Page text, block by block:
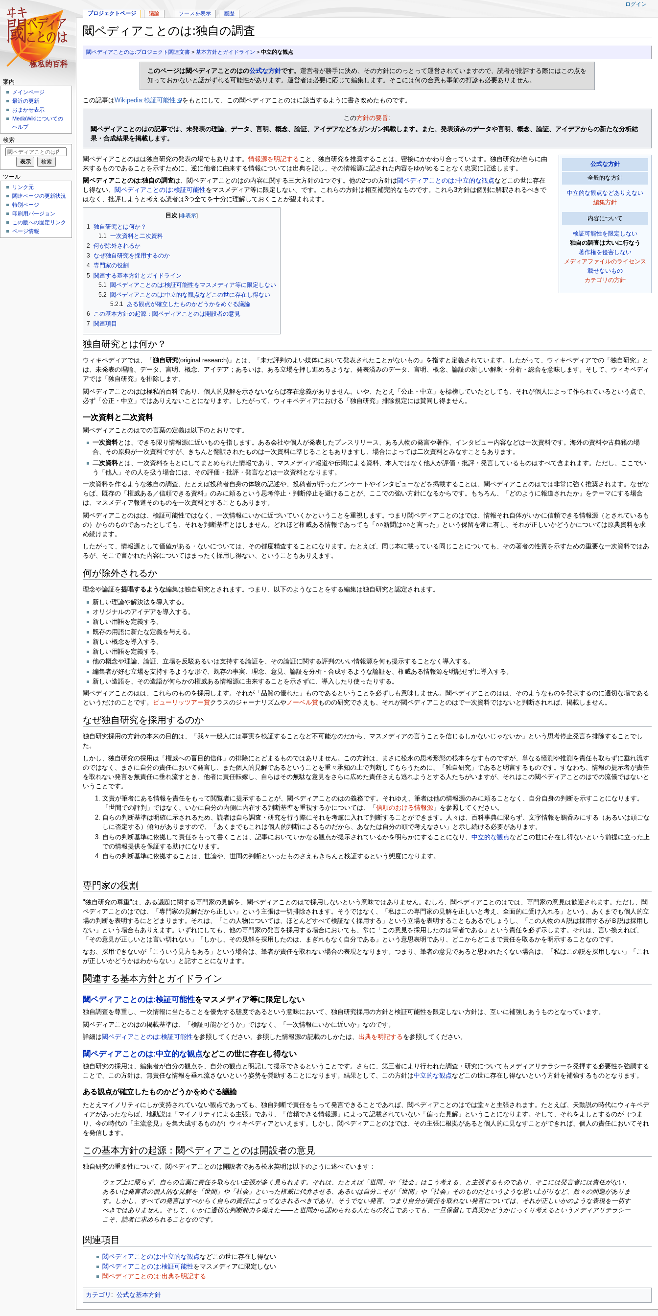
閾ペディアことのは:独自の調査
ナ
ビ
検
索
閾ペディアことのは:プロジェクト関連文書> 基本方針とガイドライン > 中立的な観点
このページは閾ペディアことのはの公式な方針です。 運営者が勝手に決め、その方針にのっとって運営されていますので、読者が批評する際にはこの点を
知っておかないと話がずれる可能性があります。運営者は必要に応じて編集します。そこには何の合意も事前の打診も必要ありません。
この記事はWikipedia:検証可能性 をもとにして、この閾ペディアことのはに該当するように書き改めたものです。
この方針の要旨:
閾ペディアことのはの記事では、未発表の理論、データ、言明、概念、論証、アイデアなどをガンガン掲載します。また、発表済みのデータや言明、概念、論証、アイデアからの新たな分析結
果・合成結果を掲載します。
公式な方針
全般的な方針
中立的な観点などありえない
編集方針
内容について
検証可能性を限定しない
独自の調査は大いに行なう
著作権を侵害しない
メディアファイルのライセンス
載せないもの
カテゴリの方針
閾ペディアことのはは独自研究の発表の場でもあります。情報源を明記する こと、独自研究を推奨することは、密接にかかわり合っています。独自研究が自らに由
来するものであることを示すために、逆に他者に由来する情報については出典を記し、その情報源に記された内容をゆがめることなく忠実に記述します。
閾ペディアことのは:独自の調査は、閾ペディアことのはの内容に関する三大方針の1つです。他の2つの方針は閾ペディアことのは:中立的な観点などこの世に存在
し得ない、 閾ペディアことのは:検証可能性をマスメディア等に限定しない、です。これらの方針は相互補完的なものです。これら3方針は個別に解釈されるべきで
はなく、批評しようと考える読者は3つ全てを十分に理解しておくことが望まれます。
目次
1
独自研究とは何か？
1.1
一次資料と二次資料
2 何が除外されるか
3 なぜ独自研究を採用するのか
4 専門家の役割
5 関連する基本方針とガイドライン
5.1
閾ペディアことのは:検証可能性をマスメディア等に限定しない
5.2 閾ペディアことのは:中立的な観点などこの世に存在し得ない
5.2.1 ある観点が確立したものかどうかをめぐる議論
6
この基本方針の起源：閾ペディアことのは開設者の意見
7
関連項目
独自研究とは何か？
ウィキペディアでは、「 独自研究(original research)」とは、「未だ評判のよい媒体において発表されたことがないもの」を指すと定義されています。したがって、ウィキペディアでの「独自研究」と
は、未発表の理論、データ、言明、概念、アイデア；あるいは、ある立場を押し進めるような、発表済みのデータ、言明、概念、論証の新しい解釈・分析・総合を意味します。そして、ウィキペディ
アでは「独自研究」を排除します。
閾ペディアことのはは極私的百科であり、個人的見解を示さないならば存在意義がありません。いや、たとえ「公正・中立」を標榜していたとしても、それが個人によって作られているという点で、
必ず「公正・中立」ではありえないことになります。したがって、ウィキペディアにおける「独自研究」排除規定には賛同し得ません。
一次資料と二次資料
閾ペディアことのはでの言葉の定義は以下のとおりです。
一次資料とは、できる限り情報源に近いものを指します。ある会社や個人が発表したプレスリリース、ある人物の発言や著作、インタビュー内容などは一次資料です。海外の資料や古典籍の場
合、その原典が一次資料ですが、きちんと翻訳されたものは一次資料に準じることもありますし、場合によっては二次資料とみなすこともあります。
二次資料とは、一次資料をもとにしてまとめられた情報であり、マスメディア報道や伝聞による資料、本人ではなく他人が評価・批評・発言しているものはすべて含まれます。ただし、ここでい
う「他人」その人を扱う場合には、その評価・批評・発言などは一次資料となります。
一次資料を作るような独自の調査、たとえば投稿者自身の体験の記述や、投稿者が行ったアンケートやインタビューなどを掲載することは、閾ペディアことのはでは非常に強く推奨されます。なぜな
らば、既存の「権威ある／信頼できる資料」のみに頼るという思考停止・判断停止を避けることが、ここでの強い方針になるからです。もちろん、「どのように報道されたか」をテーマにする場合
は、マスメディア報道そのものを一次資料とすることもあります。
閾ペディアことのはは、検証可能性ではなく、一次情報にいかに近づいていくかということを重視します。つまり閾ペディアことのはでは、情報それ自体がいかに信頼できる情報源（とされているも
の）からのものであったとしても、それを判断基準とはしません。どれほど権威ある情報であっても「○○新聞は○○と言った」という保留を常に有し、それが正しいかどうかについては原典資料を求
め続けます。
したがって、情報源として価値がある・ないについては、その都度精査することになります。たとえば、同じ本に載っている同じことについても、その著者の性質を示すための重要な一次資料ではあ
るが、そこで書かれた内容についてはまったく採用し得ない、ということもありえます。
何が除外されるか
理念や論証を提唱するような編集は独自研究とされます。つまり、以下のようなことをする編集は独自研究と認定されます。
新しい理論や解決法を導入する。
オリジナルのアイデアを導入する。
新しい用語を定義する。
既存の用語に新たな定義を与える。
新しい概念を導入する。
新しい用語を定義する。
他の概念や理論、論証、立場を反駁あるいは支持する論証を、その論証に関する評判のいい情報源を何も提示することなく導入する。
編集者が好む立場を支持するような形で、既存の事実、理念、意見、論証を分析・合成するような論証を、権威ある情報源を明記せずに導入する。
新しい造語を、その造語が何らかの権威ある情報源に由来することを示さずに、導入したり使ったりする。
閾ペディアことのはは、これらのものを採用します。それが「品質の優れた」ものであるということを必ずしも意味しません。閾ペディアことのはは、そのようなものを発表するのに適切な場である
というだけのことです。
ピューリッツアー賞クラスのジャーナリズムやノーベル賞ものの研究でさえも、それが閾ペディアことのはで一次資料ではないと判断されれば、掲載しません。
なぜ独自研究を採用するのか
独自研究採用の方針の本来の目的は、「我々一般人には事実を検証することなど不可能なのだから、マスメディアの言うことを信じるしかないじゃないか」という思考停止発言を排除することでし
た。
しかし、独自研究の採用は「権威への盲目的信仰」の排除にとどまるものではありません。この方針は、まさに松永の思考形態の根本をなすものですが、単なる憶測や推測を責任も取らずに垂れ流す
のではなく、まさに自分の責任において発言し、また個人的見解であるということを重々承知の上で判断してもらうために、「独自研究」であると明言するものです。すなわち、情報の提示者が責任
を取れない発言を無責任に垂れ流すとき、他者に責任転嫁し、自らはその無駄な意見をさらに広めた責任さえも逃れようとする人たちがいますが、それはこの閾ペディアことのはでの流儀ではないと
いうことです。
文責が筆者にある情報を責任をもって閲覧者に提示することが、閾ペディアことのはの義務です。それゆえ、筆者は他の情報源のみに頼ることなく、自分自身の判断を示すことになります。
「世間での評判」ではなく、いかに自分の内側に内在する判断基準を重視するかについては、「信頼のおける情報源 」を参照してください。
自らの判断基準は明確に示されるため、読者は自ら調査・研究を行う際にそれを考慮に入れて判断することができます。人々は、百科事典に限らず、文字情報を鵜呑みにする（あるいは頭ごな
しに否定する）傾向がありますので、「あくまでもこれは個人的判断によるものだから、あなたは自分の頭で考えなさい」と示し続ける必要があります。
自らの判断基準に依拠して責任をもって書くことは、記事においていかなる観点が提示されているかを明らかにすることになり、中立的な観点などこの世に存在し得ないという前提に立った上
での情報提供を保証する助けになります。
自らの判断基準に依拠することは、世論や、世間の判断といったものさえもきちんと検証するという態度になります。
専門家の役割
"独自研究の尊重"は、ある議題に関する専門家の見解を、閾ペディアことのはで採用しないという意味ではありません。むしろ、閾ペディアことのはでは、専門家の意見は歓迎されます。ただし、閾
ペディアことのはでは、「専門家の見解だから正しい」という主張は一切排除されます。そうではなく、「私はこの専門家の見解を正しいと考え、全面的に受け入れる」という、あくまでも個人的立
場の判断を表明するにとどまります。それは、「この人物については、ほとんどすべて検証なく採用する」という立場を表明することもあるでしょうし、「この人物のＡ説は採用するがＢ説は採用し
ない」という場合もありえます。いずれにしても、他の専門家の発言を採用する場合においても、常に「この意見を採用したのは筆者である」という責任を必ず示します。それは、言い換えれば、
「その意見が正しいとは言い切れない」「しかし、その見解を採用したのは、まぎれもなく自分である」という意思表明であり、どこからどこまで責任を取るかを明示することなのです。
なお、採用できないが「こういう見方もある」という場合は、筆者が責任を取れない場合の表現となります。つまり、筆者の意見であると思われたくない場合は、「私はこの説を採用しない」「これ
が正しいかどうかはわからない」と記すことになります。
関連する基本方針とガイドライン
閾ペディアことのは:検証可能性をマスメディア等に限定しない
独自調査を尊重し、一次情報に当たることを優先する態度であるという意味において、独自研究採用の方針と検証可能性を限定しない方針は、互いに補強しあうものとなっています。
閾ペディアことのはの掲載基準は、「検証可能かどうか」ではなく、「一次情報にいかに近いか」なのです。
詳細は閾ペディアことのは:検証可能性を参照してください。参照した情報源の記載のしかたは、 出典を明記するを参照してください。
閾ペディアことのは:中立的な観点などこの世に存在し得ない
独自研究の採用は、編集者が自分の観点を、自分の観点と明記して提示できるということです。さらに、第三者により行われた調査・研究についてもメディアリテラシーを発揮する必要性を強調する
ことで、この方針は、無責任な情報を垂れ流さないという姿勢を奨励することになります。結果として、この方針は中立的な観点などこの世に存在し得ないという方針を補強するものとなります。
ある観点が確立したものかどうかをめぐる議論
たとえマイノリティにしか支持されていない観点であっても、独自判断で責任をもって発言できることであれば、閾ペディアことのはでは堂々と主張されます。たとえば、天動説の時代にウィキペデ
ィアがあったならば、地動説は「マイノリティによる主張」であり、「信頼できる情報源」によって記載されていない「偏った見解」ということになります。そして、それをよしとするのが（つま
り、今の時代の「主流意見」を集大成するものが）ウィキペディアといえます。しかし、閾ペディアことのはでは、その主張に根拠があると個人的に見なすことができれば、個人の責任においてそれ
を発信します。
この基本方針の起源：閾ペディアことのは開設者の意見
独自研究の重要性について、閾ペディアことのは開設者である松永英明は以下のように述べています：
ウェブ上に限らず、自らの言葉に責任を取らない主張が多く見られます。それは、たとえば「世間」や「社会」はこう考える、と主張するものであり、そこには発言者には責任がない、
あるいは発言者の個人的な見解を「世間」や「社会」といった権威に代弁させる、あるいは自分こそが「世間」や「社会」そのものだというような思い上がりなど、数々の問題がありま
す。しかし、すべての発言はすべからく自らの責任によってなされるべきであり、そうでない発言、つまり自分が責任を取れない発言については、それが正しいかのような表現を一切す
べきではありません。そして、いかに適切な判断能力を備えた――と世間から認められる人たちの発言であっても、一旦保留して真実かどうかじっくり考えるというメディアリテラシー
こそ、読者に求められることなのです。
関連項目
閾ペディアことのは:中立的な観点などこの世に存在し得ない
閾ペディアことのは:検証可能性をマスメディアに限定しない
閾ペディアことのは:出典を明記する
カテゴリ : 公式な基本方針
プロジェクトページ 議論 ソースを表示 履歴
ログイン
案内
メインページ
最近の更新
おまかせ表示
MediaWikiについての
ヘルプ
検索
ツール
リンク元
関連ページの更新状況
特別ページ
印刷用バージョン
この版への固定リンク
ページ情報